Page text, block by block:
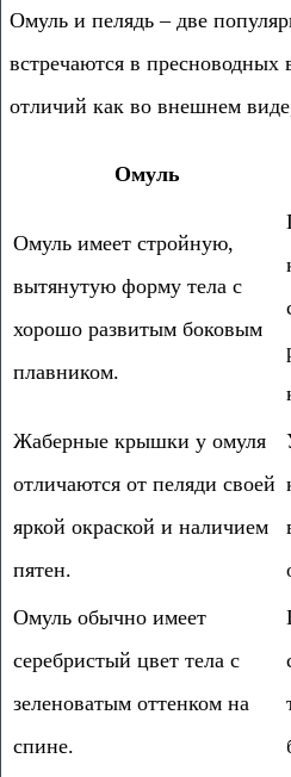
Омуль и пелядь – две
встречаются в
отличий как во внешнем
Омуль
Омуль имеет стройную,
вытянутую форму тела с
хорошо развитым боковым
плавником.
Жаберные крышки у омуля
отличаются от пеляди своей
яркой окраской и наличием
пятен.
Омуль обычно имеет
серебристый цвет тела с
зеленоватым оттенком на
спине.